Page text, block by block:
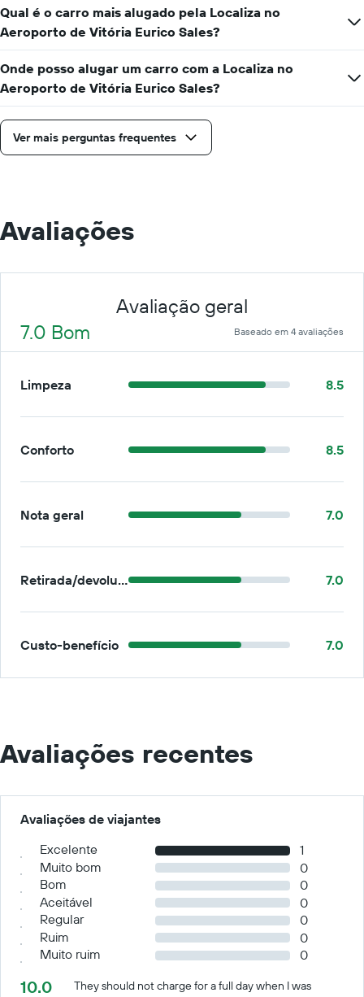
Qual é o carro mais alugado pela Localiza no
Aeroporto de Vitória Eurico Sales?
Onde posso alugar um carro com a Localiza no
Aeroporto de Vitória Eurico Sales?
Ver mais perguntas frequentes
Avaliações
Avaliação geral
7.0 Bom
Baseado em 4 avaliações
Limpeza 8.5
Conforto 8.5
Nota geral 7.0
Retirada/devolução 7.0
Custo-benefício 7.0
Avaliações recentes
Avaliações de viajantes
Excelente
1
Muito bom
0
Bom
0
Aceitável
0
Regular
0
Ruim
0
Muito ruim
0
10.0
They should not charge for a full day when I was